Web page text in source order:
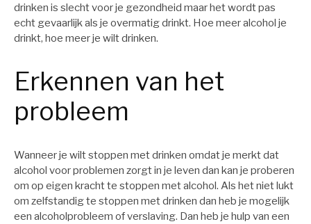
drinken is slecht voor je gezondheid maar het wordt pas
echt gevaarlijk als je overmatig drinkt. Hoe meer alcohol je
drinkt, hoe meer je wilt drinken.
Erkennen van het
probleem
Wanneer je wilt stoppen met drinken omdat je merkt dat
alcohol voor problemen zorgt in je leven dan kan je proberen
om op eigen kracht te stoppen met alcohol. Als het niet lukt
om zelfstandig te stoppen met drinken dan heb je mogelijk
een alcoholprobleem of verslaving. Dan heb je hulp van een